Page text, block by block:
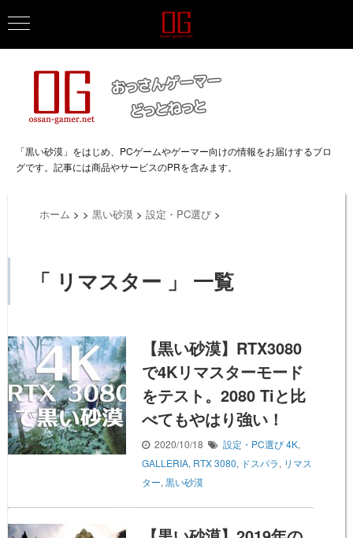
「黒い砂漠」をはじめ、PCゲームやゲーマー向けの情報をお届けするブロ
グです。記事には商品やサービスのPRを含みます。
ホーム > > 黒い砂漠 > 設定・PC選び >
「 リマスター 」 一覧
【黒い砂漠】RTX3080
で4Kリマスターモード
をテスト。2080 Tiと比
べてもやはり強い！
2020/10/18 設定・PC選び4K,
GALLERIA, RTX 3080, ドスパラ, リマス
ター, 黒い砂漠